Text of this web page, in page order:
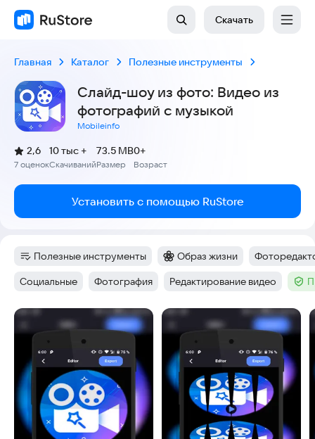
Скачать
Главная Каталог Полезные инструменты
Слайд-шоу из фото: Видео из
фотографий с музыкой
Mobileinfo
Рейтинг:
2,6
(
7 оценок
)
Скачиваний
10 тыс +
Размер
73.5 MB
Возраст
0+
Установить с помощью RuStore
Категория:
Полезные инструменты Категория:
Образ жизни Тег:
Тег:
Социальные Тег:
Фотография Тег:
Редактирование видео Тег :
Скриншоты